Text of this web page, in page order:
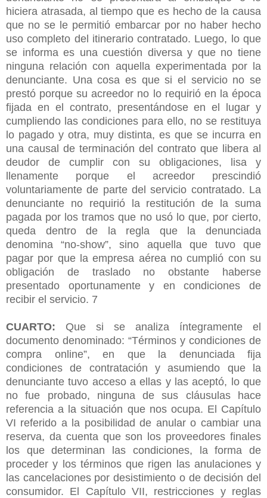
hiciera atrasada, al tiempo que es hecho de la causa
que no se le permitió embarcar por no haber hecho
uso completo del itinerario contratado. Luego, lo que
se informa es una cuestión diversa y que no tiene
ninguna relación con aquella experimentada por la
denunciante. Una cosa es que si el servicio no se
prestó porque su acreedor no lo requirió en la época
fijada en el contrato, presentándose en el lugar y
cumpliendo las condiciones para ello, no se restituya
lo pagado y otra, muy distinta, es que se incurra en
una causal de terminación del contrato que libera al
deudor de cumplir con su obligaciones, lisa y
llenamente porque el acreedor prescindió
voluntariamente de parte del servicio contratado. La
denunciante no requirió la restitución de la suma
pagada por los tramos que no usó lo que, por cierto,
queda dentro de la regla que la denunciada
denomina “no-show”, sino aquella que tuvo que
pagar por que la empresa aérea no cumplió con su
obligación de traslado no obstante haberse
presentado oportunamente y en condiciones de
recibir el servicio. 7
CUARTO: Que si se analiza íntegramente el
documento denominado: “Términos y condiciones de
compra online”, en que la denunciada fija
condiciones de contratación y asumiendo que la
denunciante tuvo acceso a ellas y las aceptó, lo que
no fue probado, ninguna de sus cláusulas hace
referencia a la situación que nos ocupa. El Capítulo
VI referido a la posibilidad de anular o cambiar una
reserva, da cuenta que son los proveedores finales
los que determinan las condiciones, la forma de
proceder y los términos que rigen las anulaciones y
las cancelaciones por desistimiento o de decisión del
consumidor. El Capítulo VII, restricciones y reglas